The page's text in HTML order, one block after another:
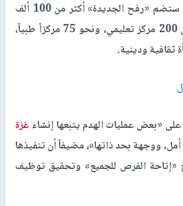
وبحسب العرض الذي قدّمه، ستضم «رفح الجديدة» أكثر من 100 ألف
وحدة سكنية، وما يزيد على 200 مركز تعليمي، ونحو 75 مركزاً طبياً،
«بعض عمليات الهدم يتبعها إنشاءغزة
ووجهة بحد ذاتها»، مضيفاً أن تنفيذها
«إتاحة الفرص للجميع» وتحقيق توظيف